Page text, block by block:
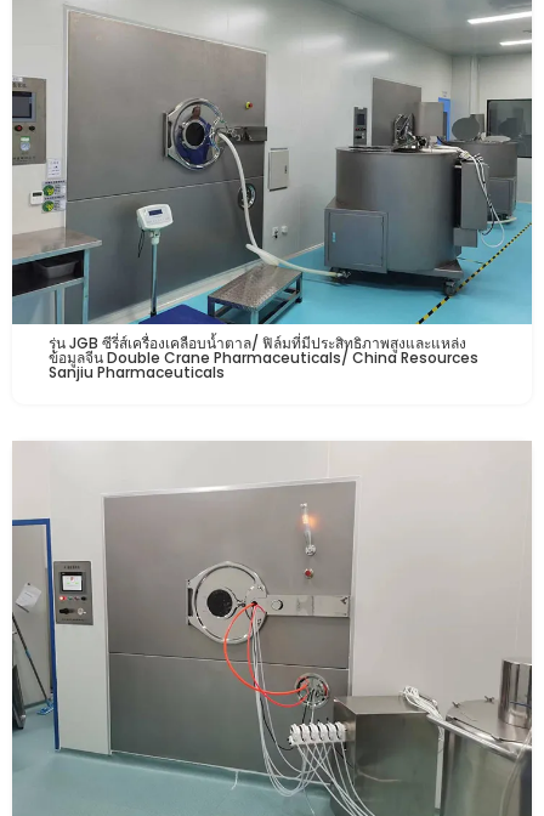
รุ่น JGB ซีรี่ส์เครื่องเคลือบน้ำตาล/ ฟิล์มที่มีประสิทธิภาพสูงและแหล่ง
ข้อมูลจีน Double Crane Pharmaceuticals/ China Resources
Sanjiu Pharmaceuticals